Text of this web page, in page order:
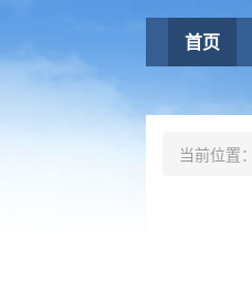
首页
当前位置：